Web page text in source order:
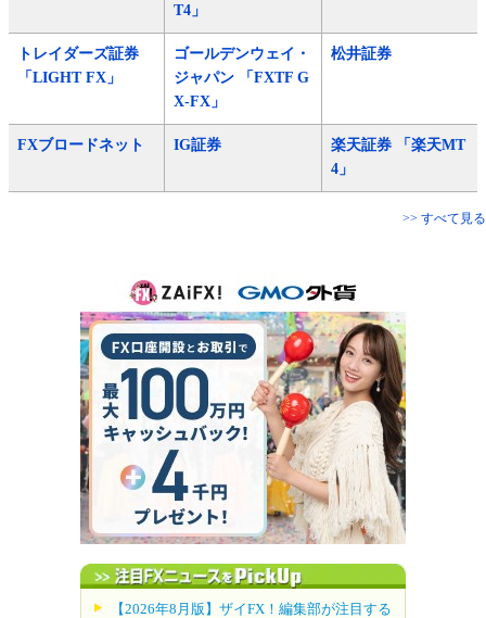
T4」
トレイダーズ証券
「LIGHT FX」
ゴールデンウェイ・
ジャパン 「FXTF G
X-FX」
松井証券
FXブロードネット IG証券
楽天証券 「楽天MT
4」
>> すべて見る
【2026年8月版】ザイFX！編集部が注目する